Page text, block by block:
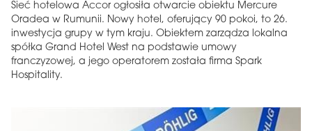
Sieć hotelowa Accor ogłosiła otwarcie obiektu Mercure
Oradea w Rumunii. Nowy hotel, oferujący 90 pokoi, to 26.
inwestycja grupy w tym kraju. Obiektem zarządza lokalna
spółka Grand Hotel West na podstawie umowy
franczyzowej, a jego operatorem została firma Spark
Hospitality.